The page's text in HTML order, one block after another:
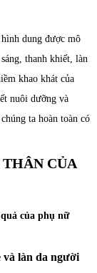
dung được mô
thanh khiết, làn
khao khát của
nuôi dưỡng và
ta hoàn toàn có
CỦA
và làn da người